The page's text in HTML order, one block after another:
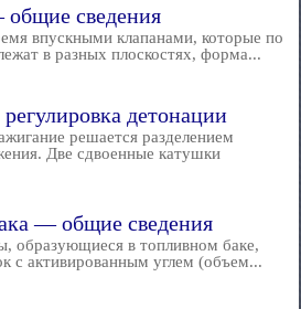
сведения
впускными клапанами, которые по
в разных плоскостях, форма...
детонации
решается разделением
Две сдвоенные катушки
— общие сведения
образующиеся в топливном баке,
с активированным углем (объем...